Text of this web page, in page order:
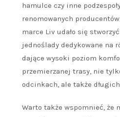
hamulce czy inne
renomowanych
marce Liv udało się
jednoślady dedykowane na
dające wysoki poziom
przemierzanej trasy, nie
odcinkach, ale także
Warto także wspomnieć, że